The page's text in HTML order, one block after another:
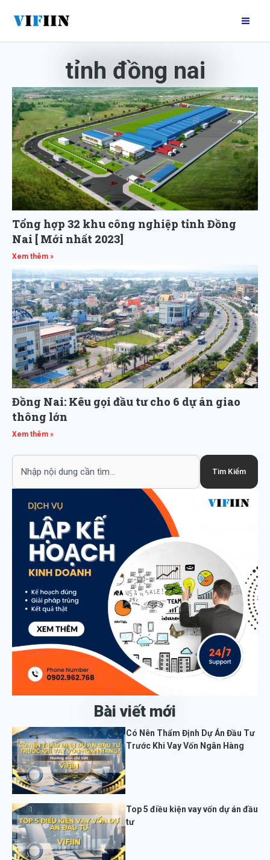
nội
tỉnh đồng nai
Tổng hợp 32 khu công nghiệp tỉnh Đồng
Nai [ Mới nhất 2023]
Xem thêm »
Đồng Nai: Kêu gọi đầu tư cho 6 dự án giao
thông lớn
Xem thêm »
Tìm Kiếm
Bài viết mới
Có Nên Thẩm Định Dự Án Đầu Tư
Trước Khi Vay Vốn Ngân Hàng
Top 5 điều kiện vay vốn dự án đầu
tư